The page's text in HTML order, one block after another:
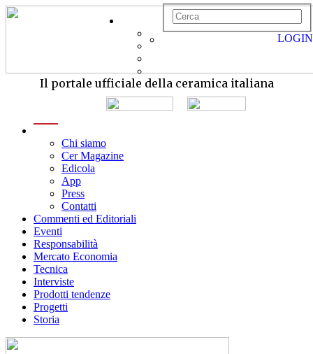
Il portale ufficiale della ceramica italiana
Chi siamo
Cer Magazine
Edicola
App
Press
Contatti
Commenti ed Editoriali
Eventi
Responsabilità
Mercato Economia
Tecnica
Interviste
Prodotti tendenze
Progetti
Storia
LOGIN